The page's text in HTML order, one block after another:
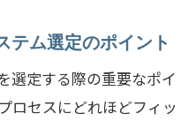
テム選定のポイント
選定する際の重要なポイ
ロセスにどれほどフィッ